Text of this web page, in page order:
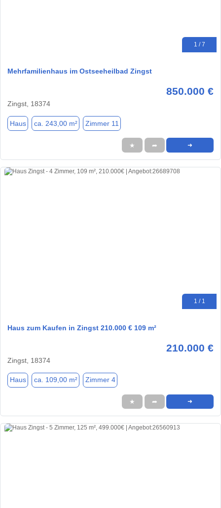
1 / 7
Mehrfamilienhaus im Ostseeheilbad Zingst
850.000 €
Zingst, 18374
Haus ca. 243,00 m² Zimmer 11
★ ➦ ➜
1 / 1
Haus zum Kaufen in Zingst 210.000 € 109 m²
210.000 €
Zingst, 18374
Haus ca. 109,00 m² Zimmer 4
★ ➦ ➜